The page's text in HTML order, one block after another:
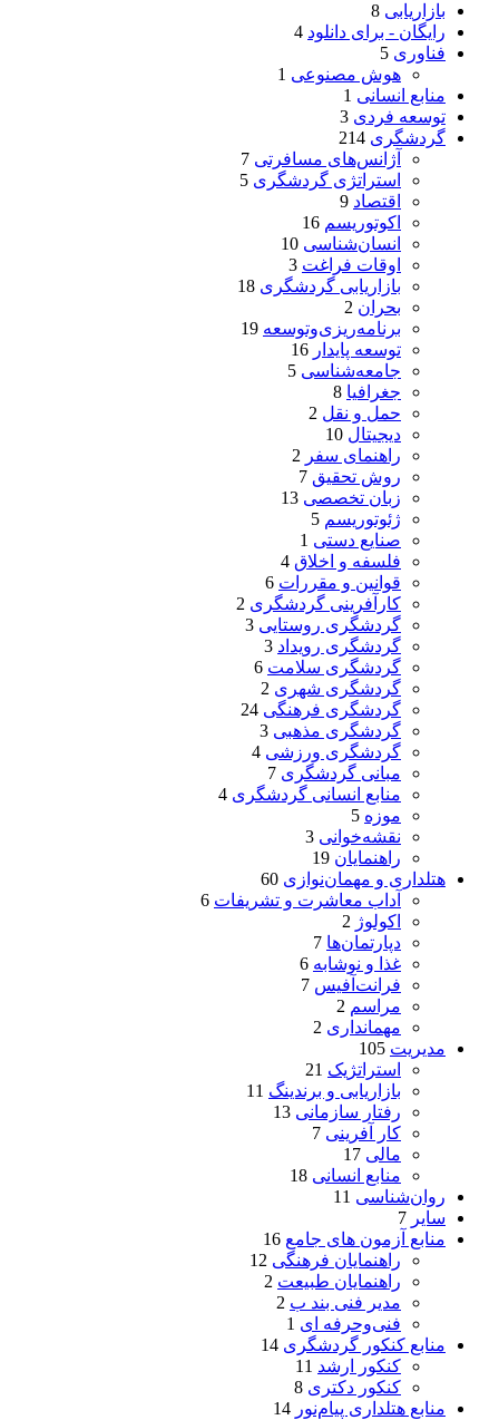
بازاریابی 8
رایگان - برای دانلود 4
فناوری 5
هوش مصنوعی 1
منابع انسانی 1
توسعه فردی 3
گردشگری 214
آژانس‌های مسافرتی 7
استراتژی گردشگری 5
اقتصاد 9
اکوتوریسم 16
انسان‌شناسی 10
اوقات فراغت 3
بازاریابی گردشگری 18
بحران 2
برنامه‌ریزی‌وتوسعه 19
توسعه پایدار 16
جامعه‌شناسی 5
جغرافیا 8
حمل و نقل 2
دیجیتال 10
راهنمای سفر 2
روش تحقیق 7
زبان تخصصی 13
ژئوتوریسم 5
صنایع دستی 1
فلسفه و اخلاق 4
قوانین و مقررات 6
کارآفرینی گردشگری 2
گردشگری روستایی 3
گردشگری رویداد 3
گردشگری سلامت 6
گردشگری شهری 2
گردشگری فرهنگی 24
گردشگری مذهبی 3
گردشگری ورزشی 4
مبانی گردشگری 7
منابع انسانی گردشگری 4
موزه 5
نقشه‌خوانی 3
راهنمایان 19
هتلداری و مهمان‌نوازی 60
آداب معاشرت و تشریفات 6
اکولوژ 2
دپارتمان‌ها 7
غذا و نوشابه 6
فرانت‌آفیس 7
مراسم 2
مهمانداری 2
مدیریت 105
استراتژیک 21
بازاریابی و برندینگ 11
رفتار سازمانی 13
کار آفرینی 7
مالی 17
منابع انسانی 18
روان‌شناسی 11
سایر 7
منابع آزمون های جامع 16
راهنمایان فرهنگی 12
راهنمایان طبیعت 2
مدیر فنی بند ب 2
فنی‌وحرفه‌ ای 1
منابع کنکور گردشگری 14
کنکور ارشد 11
کنکور دکتری 8
منابع هتلداری پیام‌نور 14